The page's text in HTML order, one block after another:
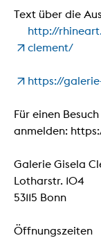
Text über die
http://
clement/
https://
Für einen
anmelden:
Galerie Gisela
Lotharstr. 104
53115 Bonn
Öffnungszeiten